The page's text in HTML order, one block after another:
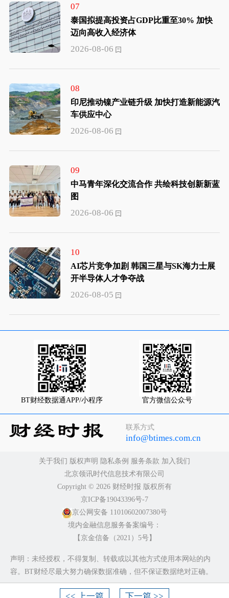
07
泰国拟提高投资占GDP比重至30% 加快
迈向高收入经济体
2026-08-06
08
印尼推动镍产业链升级 加快打造新能源汽
车供应中心
2026-08-06
09
中马青年深化交流合作 共绘科技创新新蓝
图
2026-08-06
10
AI芯片竞争加剧 韩国三星与SK海力士展
开半导体人才争夺战
2026-08-05
BT财经数据通APP/小程序 官方微信公众号
联系方式
info@btimes.com.cn
关于我们 版权声明 隐私条例 服务条款 加入我们
北京领讯时代信息技术有限公司
Copyright ©️ 2026 财经时报 版权所有
京ICP备19043396号-7
京公网安备 11010602007380号
境内金融信息服务备案编号：
【京金信备（2021）5号】
声明：未经授权，不得复制、转载或以其他方式使用本网站的内
容。BT财经尽最大努力确保数据准确，但不保证数据绝对正确。